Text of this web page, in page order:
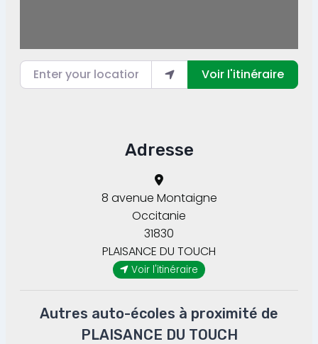
Enter your location
Voir l'itinéraire
Adresse
8 avenue Montaigne
PLAISANCE DU TOUCH
Occitanie
31830
Voir l'itinéraire
Autres auto-écoles à proximité de
PLAISANCE DU TOUCH